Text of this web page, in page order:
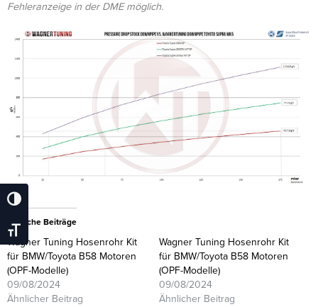
Umschalten Auf Hohe Kontraste
Schrift Vergrößern
Fehleranzeige in der DME möglich.
Ähnliche Beiträge
Wagner Tuning Hosenrohr Kit
für BMW/Toyota B58 Motoren
(OPF-Modelle)
09/08/2024
Ähnlicher Beitrag
Wagner Tuning Hosenrohr Kit
für BMW/Toyota B58 Motoren
(OPF-Modelle)
09/08/2024
Ähnlicher Beitrag